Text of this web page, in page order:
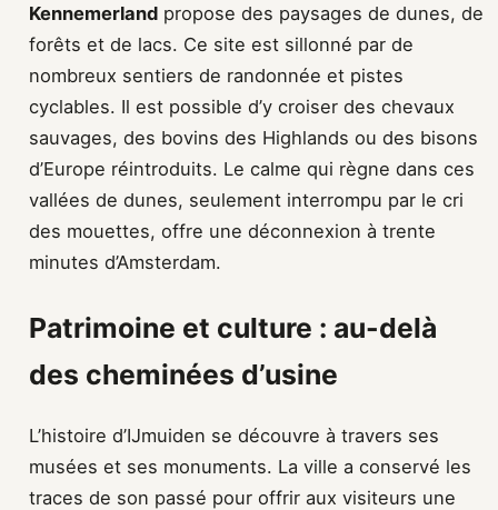
Kennemerland propose des paysages de dunes, de
forêts et de lacs. Ce site est sillonné par de
nombreux sentiers de randonnée et pistes
cyclables. Il est possible d’y croiser des chevaux
sauvages, des bovins des Highlands ou des bisons
d’Europe réintroduits. Le calme qui règne dans ces
vallées de dunes, seulement interrompu par le cri
des mouettes, offre une déconnexion à trente
minutes d’Amsterdam.
Patrimoine et culture : au-delà
des cheminées d’usine
L’histoire d’IJmuiden se découvre à travers ses
musées et ses monuments. La ville a conservé les
traces de son passé pour offrir aux visiteurs une